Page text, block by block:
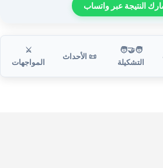
النتيجة عبر واتساب
🧑‍🤝‍🧑
التشكيلة
📜 الأحداث
⚔️
المواجهات